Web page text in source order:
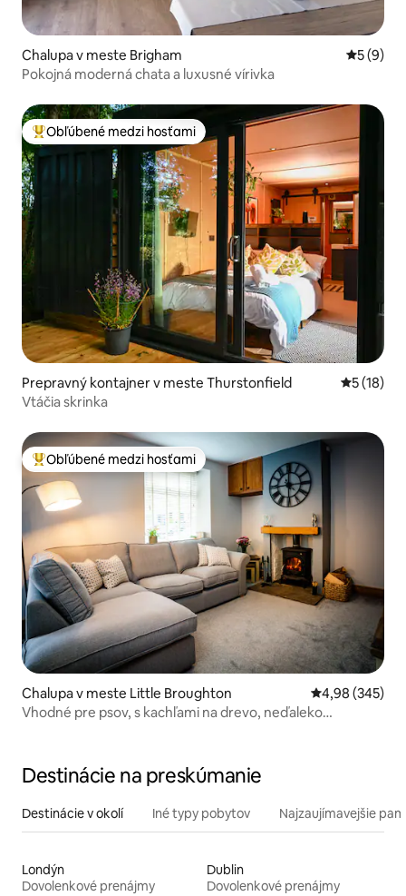
Chalupa v meste Brigham
5 (9)
Pokojná moderná chata a luxusné vírivka
Najobľúbenejšie medzi hosťami
Obľúbené medzi hosťami
Prepravný kontajner v meste Thurstonfield
5 (18)
Vtáčia skrinka
Najobľúbenejšie medzi hosťami
Obľúbené medzi hosťami
Chalupa v meste Little Broughton Priemerné
4,98 (345)
Vhodné pre psov, s kachľami na drevo, neďaleko
Destinácie na preskúmanie
Destinácie v okolí Iné typy pobytov Najzaujímavejšie
Londýn
Dovolenkové prenájmy
Dublin
Dovolenkové prenájmy